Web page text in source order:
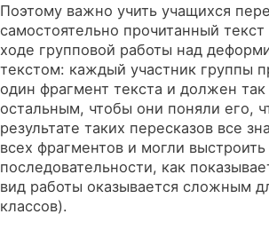
Поэтому важно учить учащихся
самостоятельно прочитанный
ходе групповой работы над
текстом: каждый участник группы
один фрагмент текста и должен так
остальным, чтобы они поняли его,
результате таких пересказов все
всех фрагментов и могли
последовательности, как
вид работы оказывается сложным
классов).